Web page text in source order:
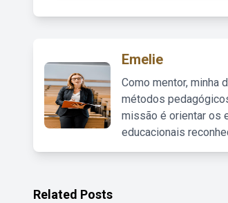
Emelie
Como mentor, minha
métodos
missão é orientar os
educacionais
Related Posts